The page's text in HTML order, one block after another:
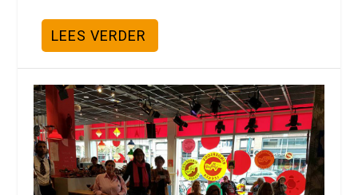
LEES VERDER